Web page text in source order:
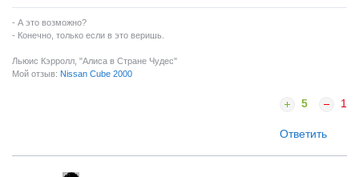
- А это возможно?
- Конечно, только если в это веришь.
Льюис Кэрролл, "Алиса в Стране Чудес"
Мой отзыв: Nissan Cube 2000
5 1
Ответить